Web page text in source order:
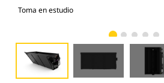
Toma en estudio